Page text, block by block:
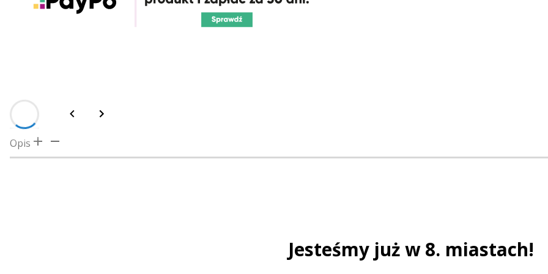
Opis
Opis
Jesteśmy już w 8. miastach!